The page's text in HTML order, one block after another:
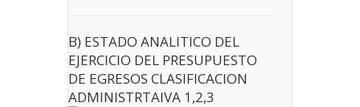
B) ESTADO ANALITICO DEL
EJERCICIO DEL PRESUPUESTO
DE EGRESOS CLASIFICACION
ADMINISTRTAIVA 1,2,3